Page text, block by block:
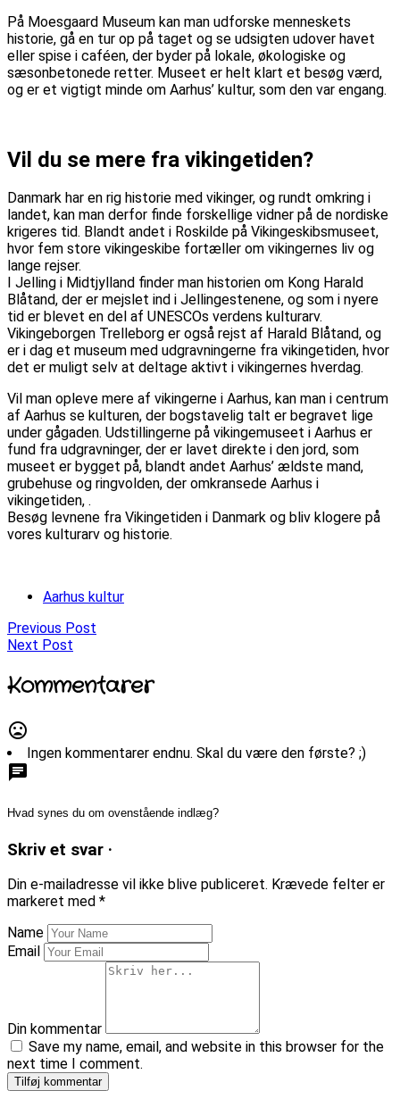
På Moesgaard Museum kan man udforske menneskets
historie, gå en tur op på taget og se udsigten udover havet
eller spise i caféen, der byder på lokale, økologiske og
sæsonbetonede retter. Museet er helt klart et besøg værd,
og er et vigtigt minde om Aarhus’ kultur, som den var engang.
Vil du se mere fra vikingetiden?
Danmark har en rig historie med vikinger, og rundt omkring i
landet, kan man derfor finde forskellige vidner på de nordiske
krigeres tid. Blandt andet i Roskilde på Vikingeskibsmuseet,
hvor fem store vikingeskibe fortæller om vikingernes liv og
lange rejser.
I Jelling i Midtjylland finder man historien om Kong Harald
Blåtand, der er mejslet ind i Jellingestenene, og som i nyere
tid er blevet en del af UNESCOs verdens kulturarv.
Vikingeborgen Trelleborg er også rejst af Harald Blåtand, og
er i dag et museum med udgravningerne fra vikingetiden, hvor
det er muligt selv at deltage aktivt i vikingernes hverdag.
Vil man opleve mere af vikingerne i Aarhus, kan man i centrum
af Aarhus se kulturen, der bogstavelig talt er begravet lige
under gågaden. Udstillingerne på vikingemuseet i Aarhus er
fund fra udgravninger, der er lavet direkte i den jord, som
museet er bygget på, blandt andet Aarhus’ ældste mand,
grubehuse og ringvolden, der omkransede Aarhus i
vikingetiden, .
Besøg levnene fra Vikingetiden i Danmark og bliv klogere på
vores kulturarv og historie.
Aarhus kultur
Previous Post
Next Post
Kommentarer
mood_bad
Ingen kommentarer endnu. Skal du være den første? ;)
chat
Hvad synes du om ovenstående indlæg?
Skriv et svar ·
Din e-mailadresse vil ikke blive publiceret. Krævede felter er
markeret med *
Name
Email
Din kommentar
Save my name, email, and website in this browser for the
next time I comment.
Tilføj kommentar